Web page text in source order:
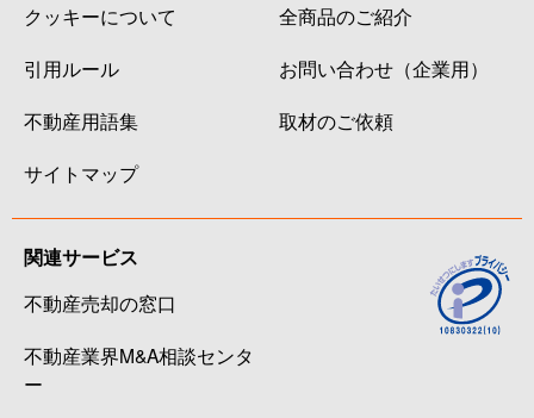
クッキーについて
引用ルール
不動産用語集
サイトマップ
全商品のご紹介
お問い合わせ（企業用）
取材のご依頼
関連サービス
不動産売却の窓口
不動産業界M&A相談センタ
ー